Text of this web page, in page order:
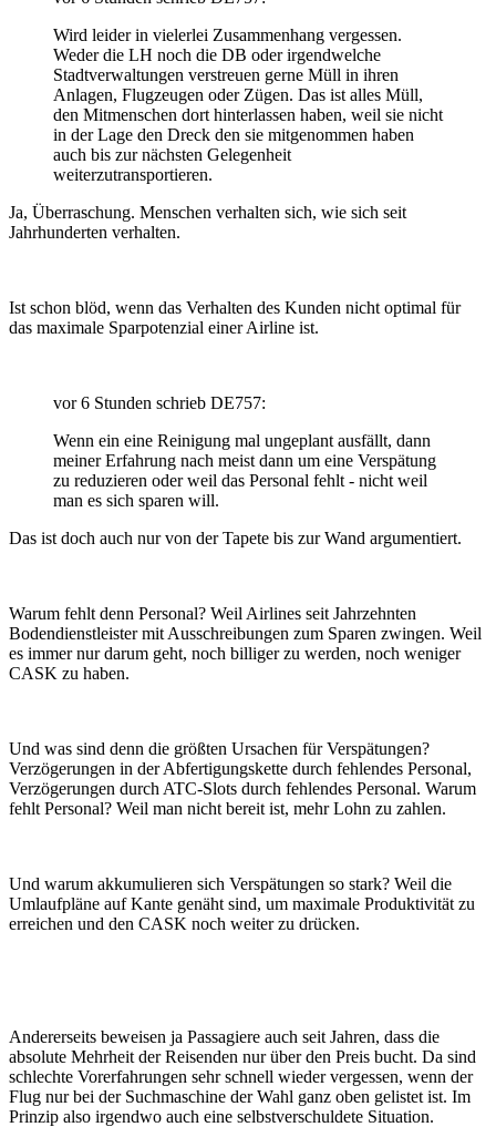
Wird leider in vielerlei Zusammenhang vergessen.
Weder die LH noch die DB oder irgendwelche
Stadtverwaltungen verstreuen gerne Müll in ihren
Anlagen, Flugzeugen oder Zügen. Das ist alles Müll,
den Mitmenschen dort hinterlassen haben, weil sie nicht
in der Lage den Dreck den sie mitgenommen haben
auch bis zur nächsten Gelegenheit
weiterzutransportieren.
Ja, Überraschung. Menschen verhalten sich, wie sich seit
Jahrhunderten verhalten.
Ist schon blöd, wenn das Verhalten des Kunden nicht optimal für
das maximale Sparpotenzial einer Airline ist.
vor 6 Stunden schrieb DE757:
Wenn ein eine Reinigung mal ungeplant ausfällt, dann
meiner Erfahrung nach meist dann um eine Verspätung
zu reduzieren oder weil das Personal fehlt - nicht weil
man es sich sparen will.
Das ist doch auch nur von der Tapete bis zur Wand argumentiert.
Warum fehlt denn Personal? Weil Airlines seit Jahrzehnten
Bodendienstleister mit Ausschreibungen zum Sparen zwingen. Weil
es immer nur darum geht, noch billiger zu werden, noch weniger
CASK zu haben.
Und was sind denn die größten Ursachen für Verspätungen?
Verzögerungen in der Abfertigungskette durch fehlendes Personal,
Verzögerungen durch ATC-Slots durch fehlendes Personal. Warum
fehlt Personal? Weil man nicht bereit ist, mehr Lohn zu zahlen.
Und warum akkumulieren sich Verspätungen so stark? Weil die
Umlaufpläne auf Kante genäht sind, um maximale Produktivität zu
erreichen und den CASK noch weiter zu drücken.
Andererseits beweisen ja Passagiere auch seit Jahren, dass die
absolute Mehrheit der Reisenden nur über den Preis bucht. Da sind
schlechte Vorerfahrungen sehr schnell wieder vergessen, wenn der
Flug nur bei der Suchmaschine der Wahl ganz oben gelistet ist. Im
Prinzip also irgendwo auch eine selbstverschuldete Situation.